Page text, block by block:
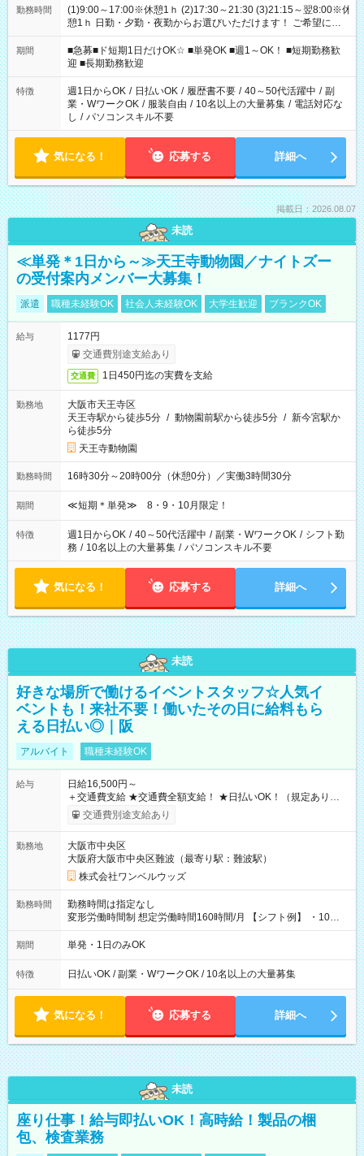
勤務時間
(1)9:00～17:00※休憩1ｈ (2)17:30～21:30 (3)21:15～翌8:00※休
憩1ｈ 日勤・夕勤・夜勤からお選びいただけます！ ご希望に合
わせて働けるお仕事です(*^^*) 【その他選べる勤務時間】 8-17
時/9-17時/9-18時/10-18時/11-21時/18-22時/20-翌4時/21-翌5
時/22-翌6時/0-翌8時 ご自身のご都合で選んで頂ける完全自由シ
フト！
期間
■急募■ド短期1日だけOK☆ ■単発OK ■週1～OK！ ■短期勤務歓
迎 ■長期勤務歓迎
特徴 週1日からOK / 日払いOK / 履歴書不要 / 40～50代活躍中 / 副
業・WワークOK / 服装自由 / 10名以上の大量募集 / 電話対応な
し / パソコンスキル不要
気になる！ 応募する 詳細へ
掲載日：2026.08.07
未読
≪単発＊1日から～≫天王寺動物園／ナイトズー
の受付案内メンバー大募集！
派遣 職種未経験OK 社会人未経験OK 大学生歓迎 ブランクOK
給与
1177円
交通費別途支給あり
交通費 1日450円迄の実費を支給
勤務地
大阪市天王寺区
天王寺駅から徒歩5分 / 動物園前駅から徒歩5分 / 新今宮駅か
ら徒歩5分
天王寺動物園
勤務時間 16時30分～20時00分（休憩0分）／実働3時間30分
期間 ≪短期＊単発≫ 8・9・10月限定！
特徴 週1日からOK / 40～50代活躍中 / 副業・WワークOK / シフト勤
務 / 10名以上の大量募集 / パソコンスキル不要
気になる！ 応募する 詳細へ
未読
好きな場所で働けるイベントスタッフ☆人気イ
ベントも！来社不要！働いたその日に給料もら
える日払い◎｜阪
アルバイト 職種未経験OK
給与
日給16,500円～
＋交通費支給 ★交通費全額支給！ ★日払いOK！（規定あり） ┗
働いたその日に現金GET♪ お仕事後はコンビニATMから 日払
交通費別途支給あり
勤務地
大阪市中央区
大阪府大阪市中央区難波（最寄り駅：難波駅）
株式会社ワンベルウッズ
勤務時間
勤務時間は指定なし
変形労働時間制 想定労働時間160時間/月 【シフト例】 ・10：
00～20：00
期間 単発・1日のみOK
特徴 日払いOK / 副業・WワークOK / 10名以上の大量募集
気になる！ 応募する 詳細へ
未読
座り仕事！給与即払いOK！高時給！製品の梱
包、検査業務